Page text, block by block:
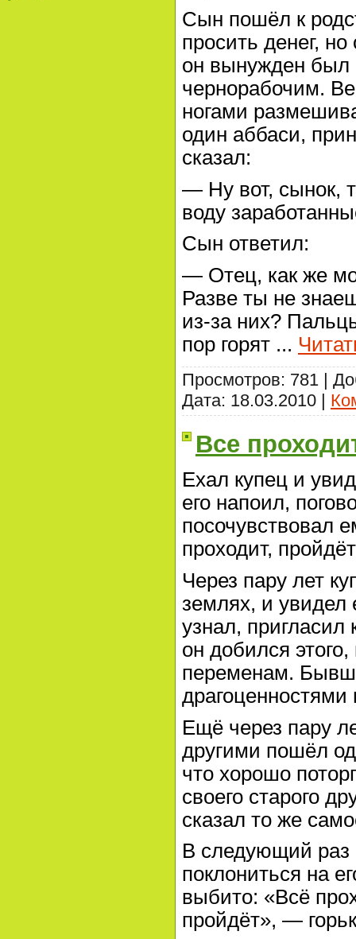
Сын пошёл к
просить денег,
он вынужден был
чернорабочим.
ногами
один аббаси,
сказал:
— Ну вот, сынок,
воду
Сын ответил:
— Отец, как же
Разве ты не
из-за них?
пор горят ...
Просмотров: 781 |
Дата: 18.03.2010 |
Все
Ехал купец и
его напоил,
посочувствовал
проходит,
Через пару лет
землях, и увидел
узнал, пригласил
он добился
переменам.
Ещё через пару
другими пошёл
что хорошо
своего старого
сказал то же
В следующий раз
поклониться на
выбито: «Всё
пройдёт», —